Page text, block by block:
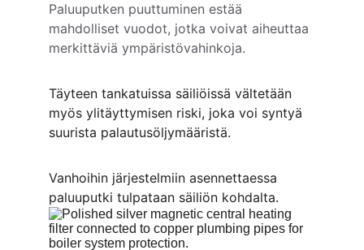
Paluuputken puuttuminen estää
mahdolliset vuodot, jotka voivat aiheuttaa
merkittäviä ympäristövahinkoja.
Täyteen tankatuissa säiliöissä vältetään
myös ylitäyttymisen riski, joka voi syntyä
suurista palautusöljymääristä.
Vanhoihin järjestelmiin asennettaessa
paluuputki tulpataan säiliön kohdalta.